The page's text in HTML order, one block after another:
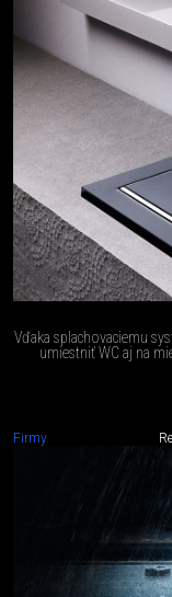
Vďaka splachovaciemu
umiestniť WC aj na
Firmy